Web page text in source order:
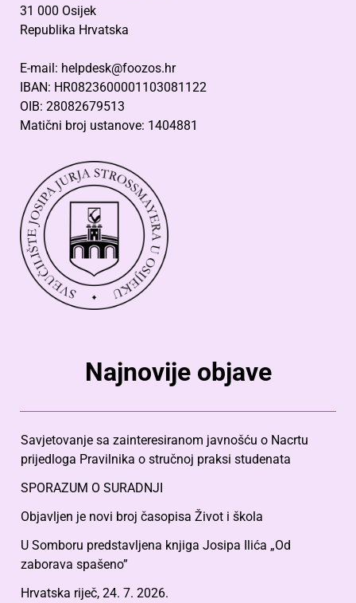
31 000 Osijek
Republika Hrvatska
E-mail: helpdesk@foozos.hr
IBAN: HR0823600001103081122
OIB: 28082679513
Matični broj ustanove: 1404881
Najnovije objave
Savjetovanje sa zainteresiranom javnošću o Nacrtu
prijedloga Pravilnika o stručnoj praksi studenata
SPORAZUM O SURADNJI
Objavljen je novi broj časopisa Život i škola
U Somboru predstavljena knjiga Josipa Ilića „Od
zaborava spašeno”
Hrvatska riječ, 24. 7. 2026.